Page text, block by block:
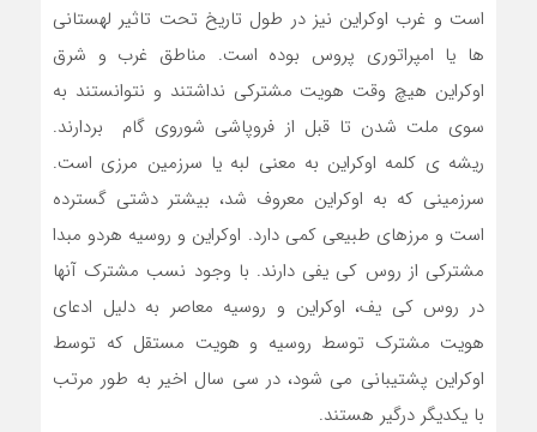
است و غرب اوکراین نیز در طول تاریخ تحت تاثیر لهستانی
ها یا امپراتوری پروس بوده است. مناطق غرب و شرق
اوکراین هیچ وقت هویت مشترکی نداشتند و نتوانستند به
سوی ملت شدن تا قبل از فروپاشی شوروی گام بردارند.
ریشه ی کلمه اوکراین به معنی لبه یا سرزمین مرزی است.
سرزمینی که به اوکراین معروف شد، بیشتر دشتی گسترده
است و مرزهای طبیعی کمی دارد. اوکراین و روسیه هردو مبدا
مشترکی از روس کی یفی دارند. با وجود نسب مشترک آنها
در روس کی یف، اوکراین و روسیه معاصر به دلیل ادعای
هویت مشترک توسط روسیه و هویت مستقل که توسط
اوکراین پشتیبانی می شود، در سی سال اخیر به طور مرتب
با یکدیگر درگیر هستند.